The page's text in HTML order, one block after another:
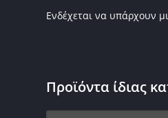
Ενδέχεται να υπάρχουν
Προϊόντα ίδιας